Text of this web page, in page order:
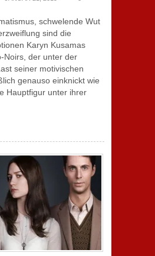
schwelende Wut
sind die
Karyn Kusamas
Noirs, der unter der
seiner motivischen
genauso einknickt wie
Hauptfigur unter ihrer